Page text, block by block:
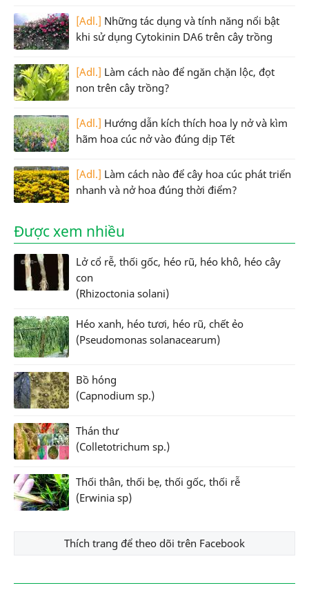
[Adl.] Những tác dụng và tính năng nổi bật
khi sử dụng Cytokinin DA6 trên cây trồng
[Adl.] Làm cách nào để ngăn chặn lộc, đọt
non trên cây trồng?
[Adl.] Hướng dẫn kích thích hoa ly nở và kìm
hãm hoa cúc nở vào đúng dịp Tết
[Adl.] Làm cách nào để cây hoa cúc phát triển
nhanh và nở hoa đúng thời điểm?
Được xem nhiều
Lở cổ rễ, thối gốc, héo rũ, héo khô, héo cây
con
(Rhizoctonia solani)
Héo xanh, héo tươi, héo rũ, chết ẻo
(Pseudomonas solanacearum)
Bồ hóng
(Capnodium sp.)
Thán thư
(Colletotrichum sp.)
Thối thân, thối bẹ, thối gốc, thối rễ
(Erwinia sp)
Thích trang để theo dõi trên Facebook